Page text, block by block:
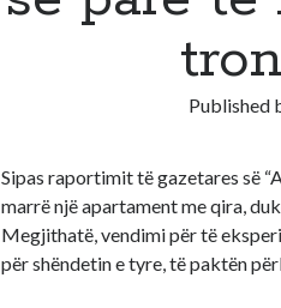
Published
Sipas raportimit të gazetares së
marrë një apartament me qira,
Megjithatë, vendimi për të
për shëndetin e tyre, të paktën